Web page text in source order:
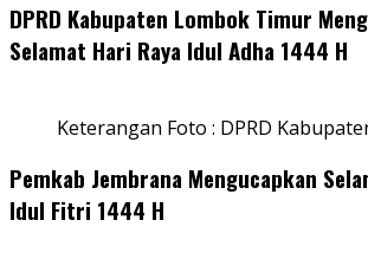
DPRD Kabupaten Lombok Timur
Selamat Hari Raya Idul Adha 1444 H
Keterangan Foto : DPRD
Pemkab Jembrana Mengucapkan
Idul Fitri 1444 H